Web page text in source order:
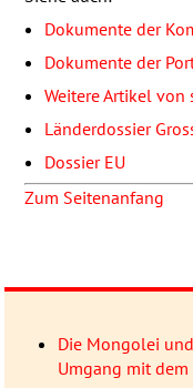
Dokumente der
Dokumente der
Weitere Artikel von
Länderdossier
Dossier EU
Zum Seitenanfang
Die Mongolei
Umgang mit